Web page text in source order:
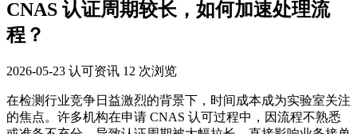
CNAS 认证周期较长，如何加速处理流
程？
2026-05-23 认可资讯 12 次浏览
在检测行业竞争日益激烈的背景下，时间成本成为实验室关注
的焦点。许多机构在申请 CNAS 认可过程中，因流程不熟悉